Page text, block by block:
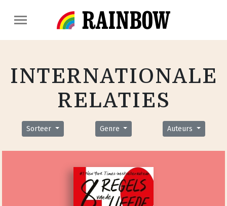
INTERNATIONALE
RELATIES
Sorteer Genre Auteurs